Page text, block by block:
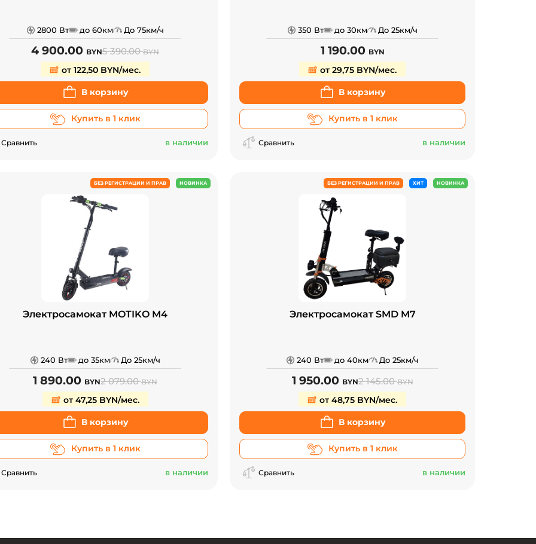
2800 Вт до 60км До 75км/ч
4 900.00 BYN5 390.00BYN
от 122,50 BYN/мес.
В корзину
Купить в 1 клик
Сравнить в наличии
350 Вт до 30км До 25км/ч
1 190.00 BYN
от 29,75 BYN/мес.
В корзину
Купить в 1 клик
Сравнить в наличии
БЕЗ РЕГИСТРАЦИИ И ПРАВ НОВИНКА
Электросамокат MOTIKO M4
240 Вт до 35км До 25км/ч
1 890.00 BYN2 079.00BYN
от 47,25 BYN/мес.
В корзину
Купить в 1 клик
Сравнить в наличии
БЕЗ РЕГИСТРАЦИИ И ПРАВ ХИТ НОВИНКА
Электросамокат SMD M7
240 Вт до 40км До 25км/ч
1 950.00 BYN2 145.00BYN
от 48,75 BYN/мес.
В корзину
Купить в 1 клик
Сравнить в наличии